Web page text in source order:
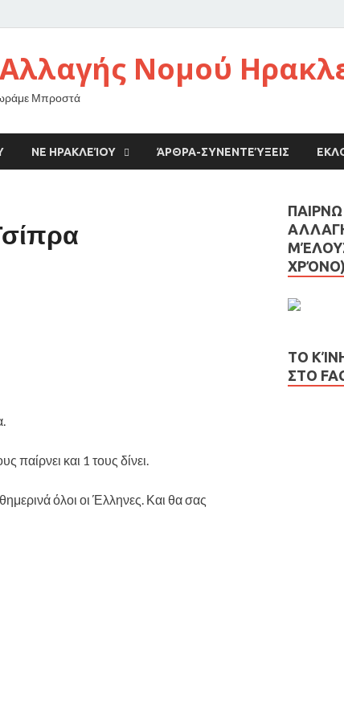
Νομού
Μπροστά
ΝΕ ΗΡΑΚΛΕΊΟΥ ΆΡΘΡΑ-ΣΥΝΕΝΤΕΎΞΕΙΣ
παίρνει και 1 τους δίνει.
όλοι οι Έλληνες. Και θα σας
ΧΡΌΝΟ)
ΤΟ
ΣΤΟ